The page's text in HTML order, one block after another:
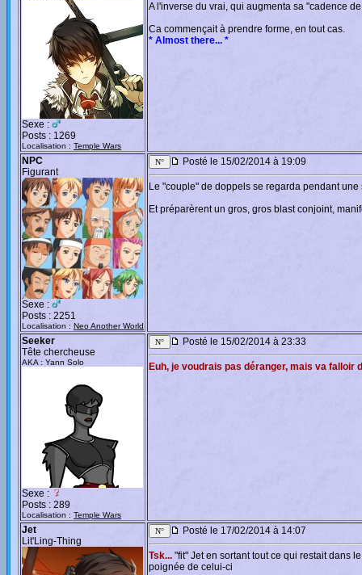
Sexe :
Posts : 1269
Localisation : Temple Wars
A l'inverse du vrai, qui augmenta sa "cadence
Ca commençait à prendre forme, en tout cas.
* Almost there... *
NPC
Figurant
Sexe :
Posts : 2251
Localisation : Neo Another World
Posté le 15/02/2014 à 19:09
Le "couple" de doppels se regarda pendant
Et préparèrent un gros, gros blast conjoint,
Seeker
Tête chercheuse
AKA : Yann Solo
Sexe :
Posts : 289
Localisation : Temple Wars
Posté le 15/02/2014 à 23:33
Euh, je voudrais pas déranger, mais va falloir
Jet
Lit'Ling-Thing
Posté le 17/02/2014 à 14:07
Tsk... "fit" Jet en sortant tout ce qui restait dans
poignée de celui-ci